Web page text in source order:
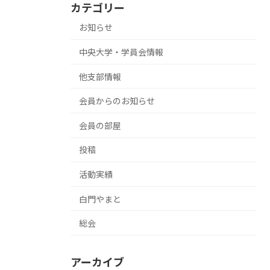
カテゴリー
お知らせ
中央大学・学員会情報
他支部情報
会員からのお知らせ
会員の部屋
投稿
活動実績
白門やまと
総会
アーカイブ